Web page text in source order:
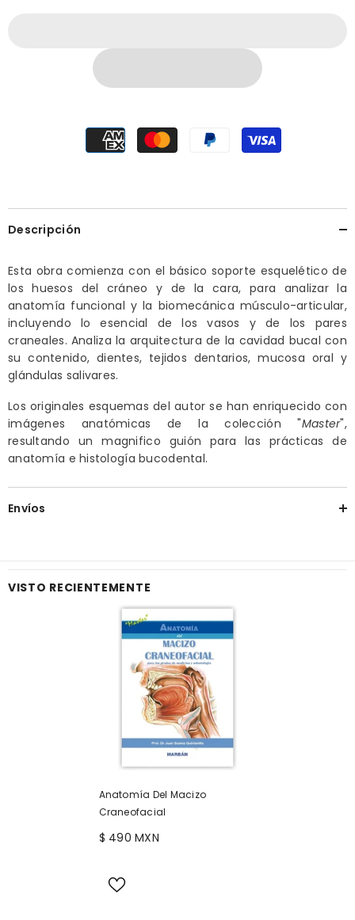
Descripción
Esta obra comienza con el básico soporte esquelético de
los huesos del cráneo y de la cara, para analizar la
anatomía funcional y la biomecánica músculo-articular,
incluyendo lo esencial de los vasos y de los pares
craneales. Analiza la arquitectura de la cavidad bucal con
su contenido, dientes, tejidos dentarios, mucosa oral y
glándulas salivares.
Los originales esquemas del autor se han enriquecido con
imágenes anatómicas de la colección "Master",
resultando un magnifico guión para las prácticas de
anatomía e histología bucodental.
Envíos
VISTO RECIENTEMENTE
Anatomía Del Macizo
Craneofacial
$ 490 MXN